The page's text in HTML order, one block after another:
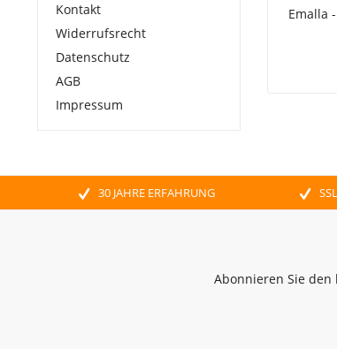
Kontakt
Widerrufsrecht
Datenschutz
AGB
Impressum
Emalla
30 JAHRE ERFAHRUNG
Abonnieren Sie den